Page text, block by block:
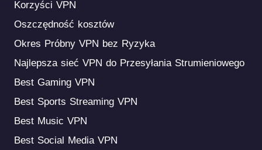
Korzyści VPN
Oszczędność kosztów
Okres Próbny VPN bez Ryzyka
Najlepsza sieć VPN do Przesyłania Strumieniowego
Best Gaming VPN
Best Sports Streaming VPN
Best Music VPN
Best Social Media VPN